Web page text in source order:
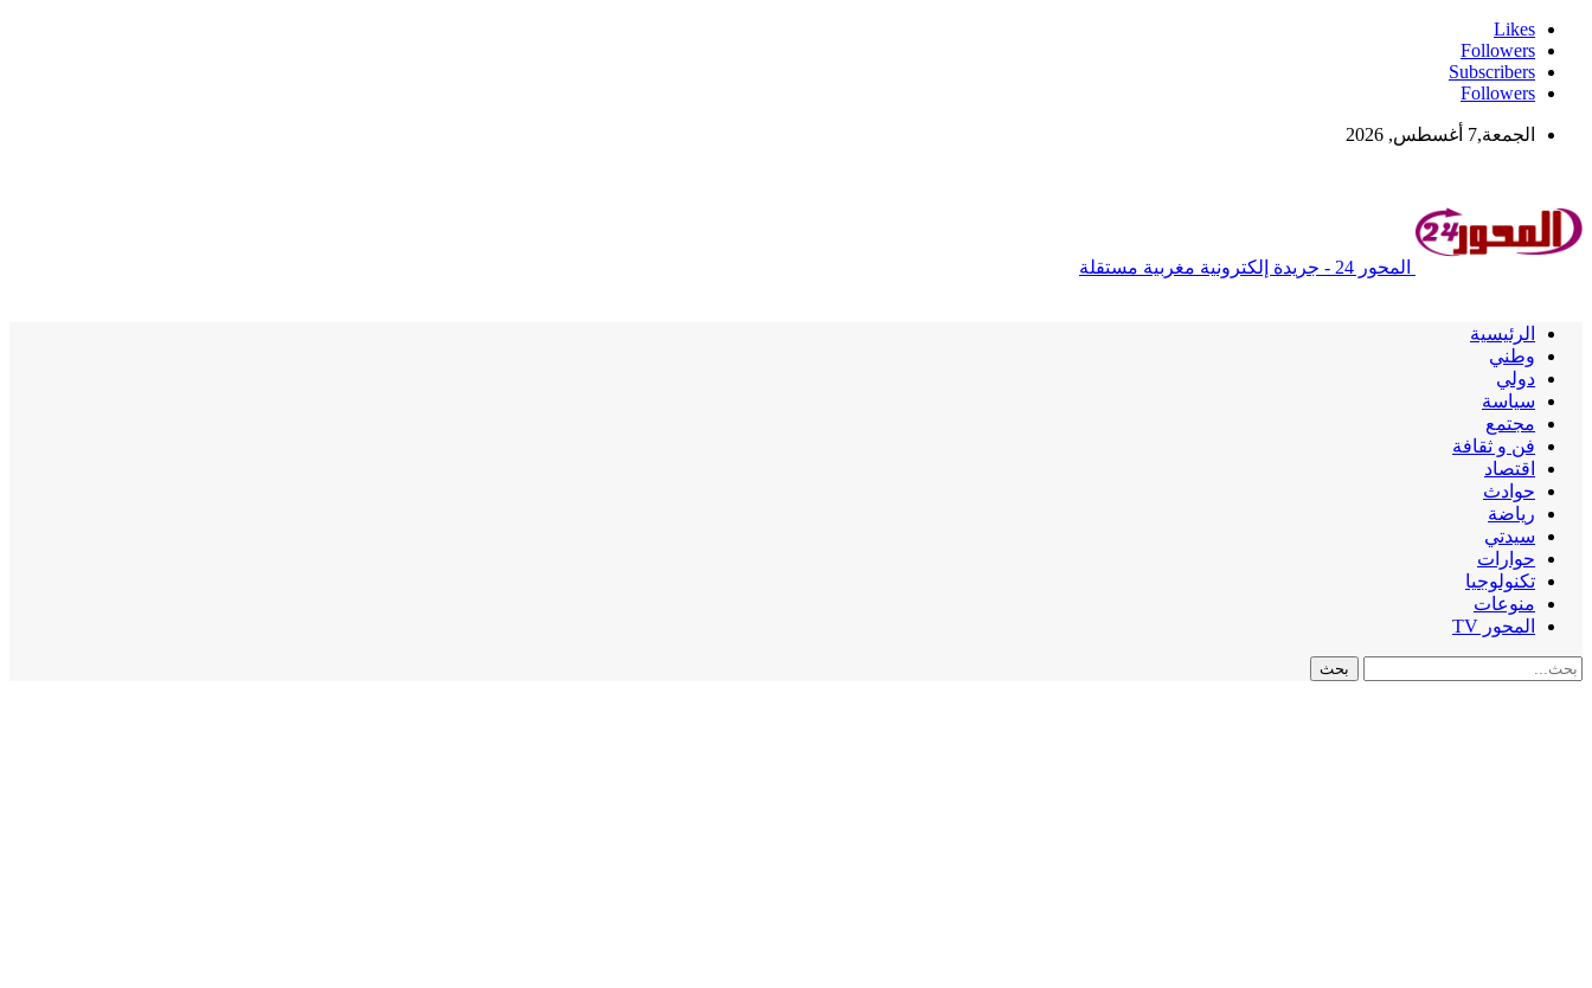
Likes
Followers
Subscribers
Followers
الجمعة,7 أغسطس, 2026
المحور 24 - جريدة إلكترونية مغربية مستقلة
الرئيسية
وطني
دولي
سياسة
مجتمع
فن و ثقافة
اقتصاد
حوادث
رياضة
سيدتي
حوارات
تكنولوجيا
منوعات
المحور TV